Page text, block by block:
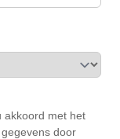
akkoord met het
door